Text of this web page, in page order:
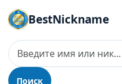
BestNickname
Поиск